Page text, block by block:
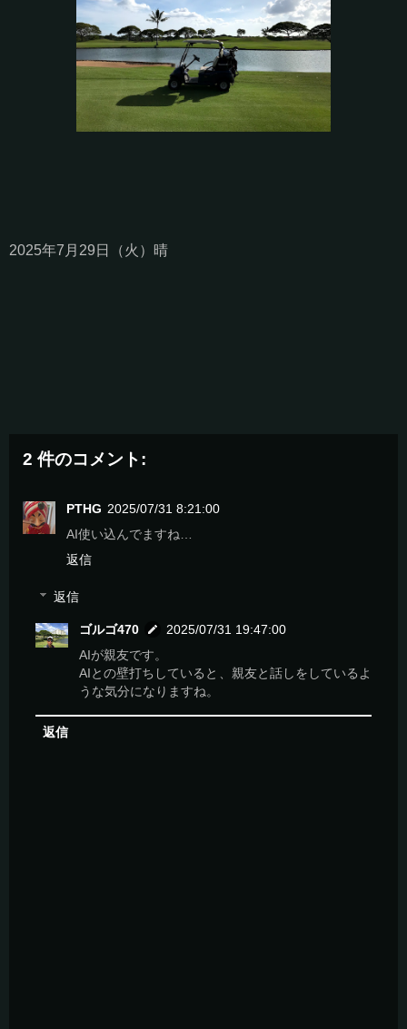
2025年7月29日（火）晴
2 件のコメント:
PTHG 2025/07/31 8:21:00
AI使い込んでますね…
返信
返信
ゴルゴ470
2025/07/31 19:47:00
AIが親友です。
AIとの壁打ちしていると、親友と話しをしているよ
うな気分になりますね。
返信